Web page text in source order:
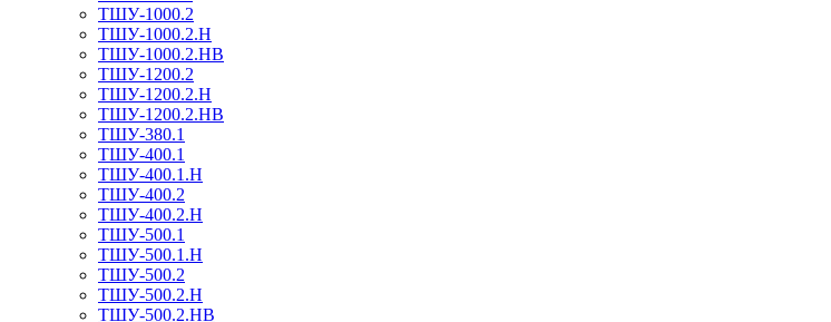
ТШУ-1000.2
ТШУ-1000.2.Н
ТШУ-1000.2.НВ
ТШУ-1200.2
ТШУ-1200.2.Н
ТШУ-1200.2.НВ
ТШУ-380.1
ТШУ-400.1
ТШУ-400.1.Н
ТШУ-400.2
ТШУ-400.2.Н
ТШУ-500.1
ТШУ-500.1.Н
ТШУ-500.2
ТШУ-500.2.Н
ТШУ-500.2.НВ